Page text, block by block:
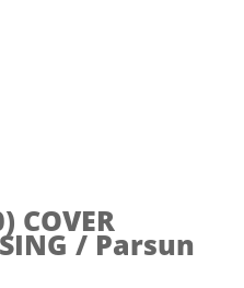
COVER
/ Parsun